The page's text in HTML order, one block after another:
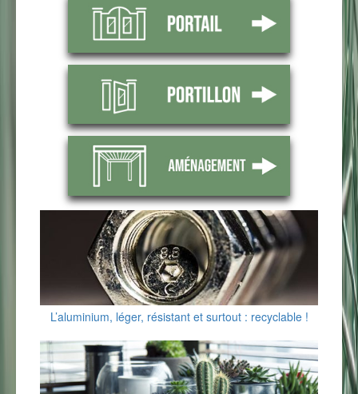
L’aluminium, léger, résistant et surtout : recyclable !